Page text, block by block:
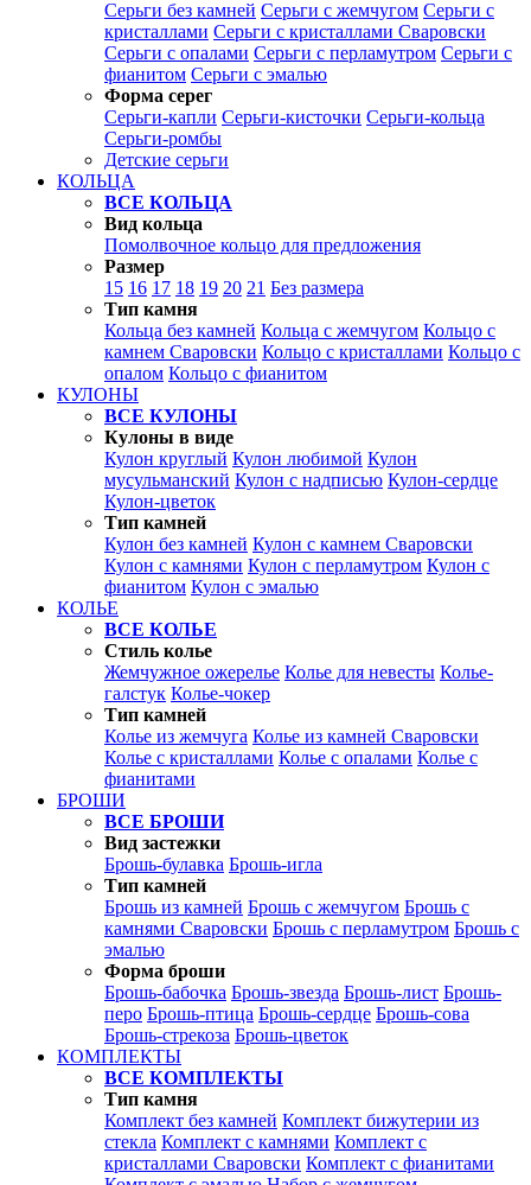
Серьги без камней Серьги с жемчугом Серьги с
кристаллами Серьги с кристаллами Сваровски
Серьги с опалами Серьги с перламутром Серьги с
фианитом Серьги с эмалью
Форма серег
Серьги-капли Серьги-кисточки Серьги-кольца
Серьги-ромбы
Детские серьги
КОЛЬЦА
ВСЕ КОЛЬЦА
Вид кольца
Помолвочное кольцо для предложения
Размер
15 16 17 18 19 20 21 Без размера
Тип камня
Кольца без камней Кольца с жемчугом Кольцо с
камнем Сваровски Кольцо с кристаллами Кольцо с
опалом Кольцо с фианитом
КУЛОНЫ
ВСЕ КУЛОНЫ
Кулоны в виде
Кулон круглый Кулон любимой Кулон
мусульманский Кулон с надписью Кулон-сердце
Кулон-цветок
Тип камней
Кулон без камней Кулон с камнем Сваровски
Кулон с камнями Кулон с перламутром Кулон с
фианитом Кулон с эмалью
КОЛЬЕ
ВСЕ КОЛЬЕ
Стиль колье
Жемчужное ожерелье Колье для невесты Колье-
галстук Колье-чокер
Тип камней
Колье из жемчуга Колье из камней Сваровски
Колье с кристаллами Колье с опалами Колье с
фианитами
БРОШИ
ВСЕ БРОШИ
Вид застежки
Брошь-булавка Брошь-игла
Тип камней
Брошь из камней Брошь с жемчугом Брошь с
камнями Сваровски Брошь с перламутром Брошь с
эмалью
Форма броши
Брошь-бабочка Брошь-звезда Брошь-лист Брошь-
перо Брошь-птица Брошь-сердце Брошь-сова
Брошь-стрекоза Брошь-цветок
КОМПЛЕКТЫ
ВСЕ КОМПЛЕКТЫ
Тип камня
Комплект без камней Комплект бижутерии из
стекла Комплект с камнями Комплект с
кристаллами Сваровски Комплект с фианитами